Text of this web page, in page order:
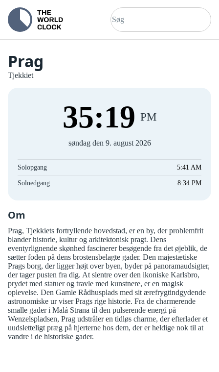
Prag
Tjekkiet
35:19 PM
søndag den 9. august 2026
Solopgang 5:41 AM
Solnedgang 8:34 PM
Om
Prag, Tjekkiets fortryllende hovedstad, er en by, der problemfrit
blander historie, kultur og arkitektonisk pragt. Dens
eventyrlignende skønhed fascinerer besøgende fra det øjeblik, de
sætter foden på dens brostensbelagte gader. Den majestætiske
Prags borg, der ligger højt over byen, byder på panoramaudsigter,
der tager pusten fra dig. At slentre over den ikoniske Karlsbro,
prydet med statuer og travle med kunstnere, er en magisk
oplevelse. Den Gamle Rådhusplads med sit ærefrygtindgydende
astronomiske ur viser Prags rige historie. Fra de charmerende
smalle gader i Malá Strana til den pulserende energi på
Wenzelspladsen, Prag udstråler en tidløs charme, der efterlader et
uudsletteligt præg på hjerterne hos dem, der er heldige nok til at
vandre i de historiske gader.